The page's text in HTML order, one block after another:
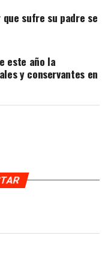
sufre su padre se
este año la
y conservantes en